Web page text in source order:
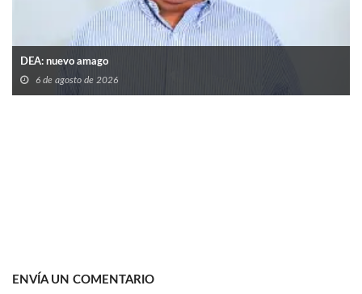
DEA: nuevo amago
6 de agosto de 2026
ENVÍA UN COMENTARIO